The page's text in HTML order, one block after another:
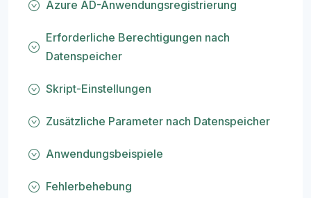
Azure AD-Anwendungsregistrierung
Erforderliche Berechtigungen nach
Datenspeicher
Skript-Einstellungen
Zusätzliche Parameter nach Datenspeicher
Anwendungsbeispiele
Fehlerbehebung